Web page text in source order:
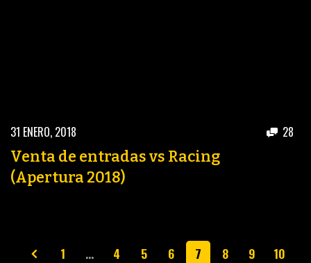
31 ENERO, 2018 28
Venta de entradas vs Racing
(Apertura 2018)
1 … 4 5 6 7 8 9 10